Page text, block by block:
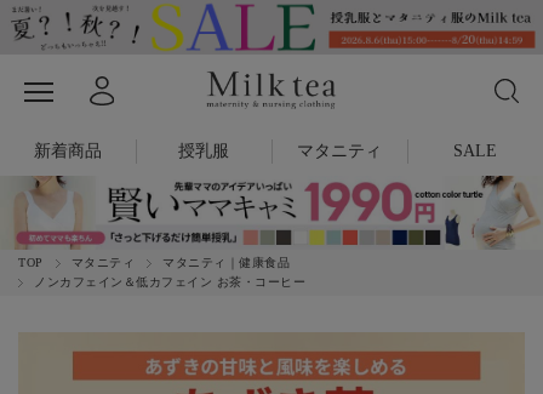
新着商品 授乳服 マタニティ SALE
TOP マタニティ
マタニティ｜健康食品
ノンカフェイン＆低カフェイン お茶・コーヒー